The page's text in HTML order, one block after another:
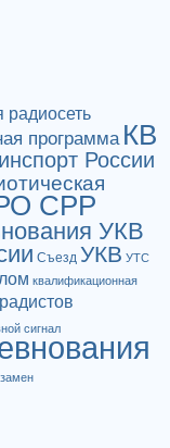
радиосеть
программа КВ
России
СРР
УКВ
Съезд УКВ УТС
квалификационная
сигнал